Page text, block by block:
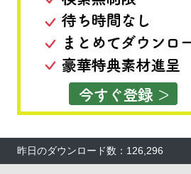
昨日のダウンロード数：126,296